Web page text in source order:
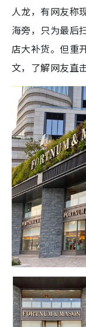
人龙，有网友称
海旁，只为最后
店大补货。但重
文，了解网友直